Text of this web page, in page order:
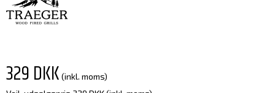
329 DKK (inkl. moms)